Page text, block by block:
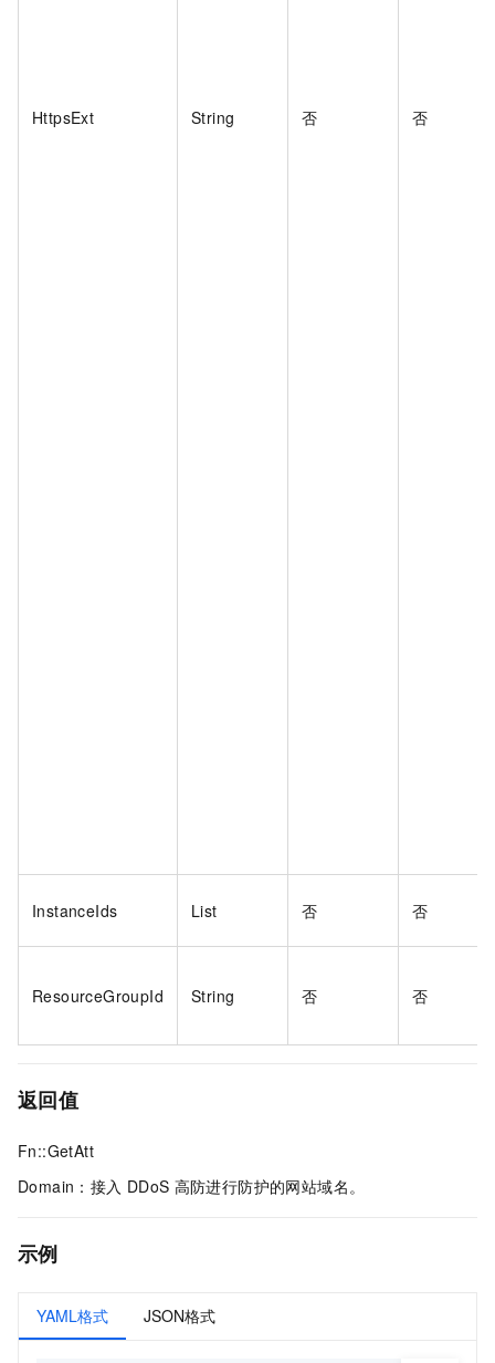
HttpsExt String 否 否
InstanceIds List 否 否
ResourceGroupId String 否 否
返回值
Fn::GetAtt
Domain：接入 DDoS 高防进行防护的网站域名。
示例
YAML格式 JSON格式